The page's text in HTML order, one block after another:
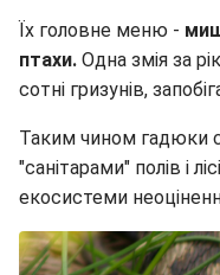
Їх головне меню -
птахи. Одна змія за
сотні гризунів,
Таким чином гадюки
"санітарами" полів і
екосистеми